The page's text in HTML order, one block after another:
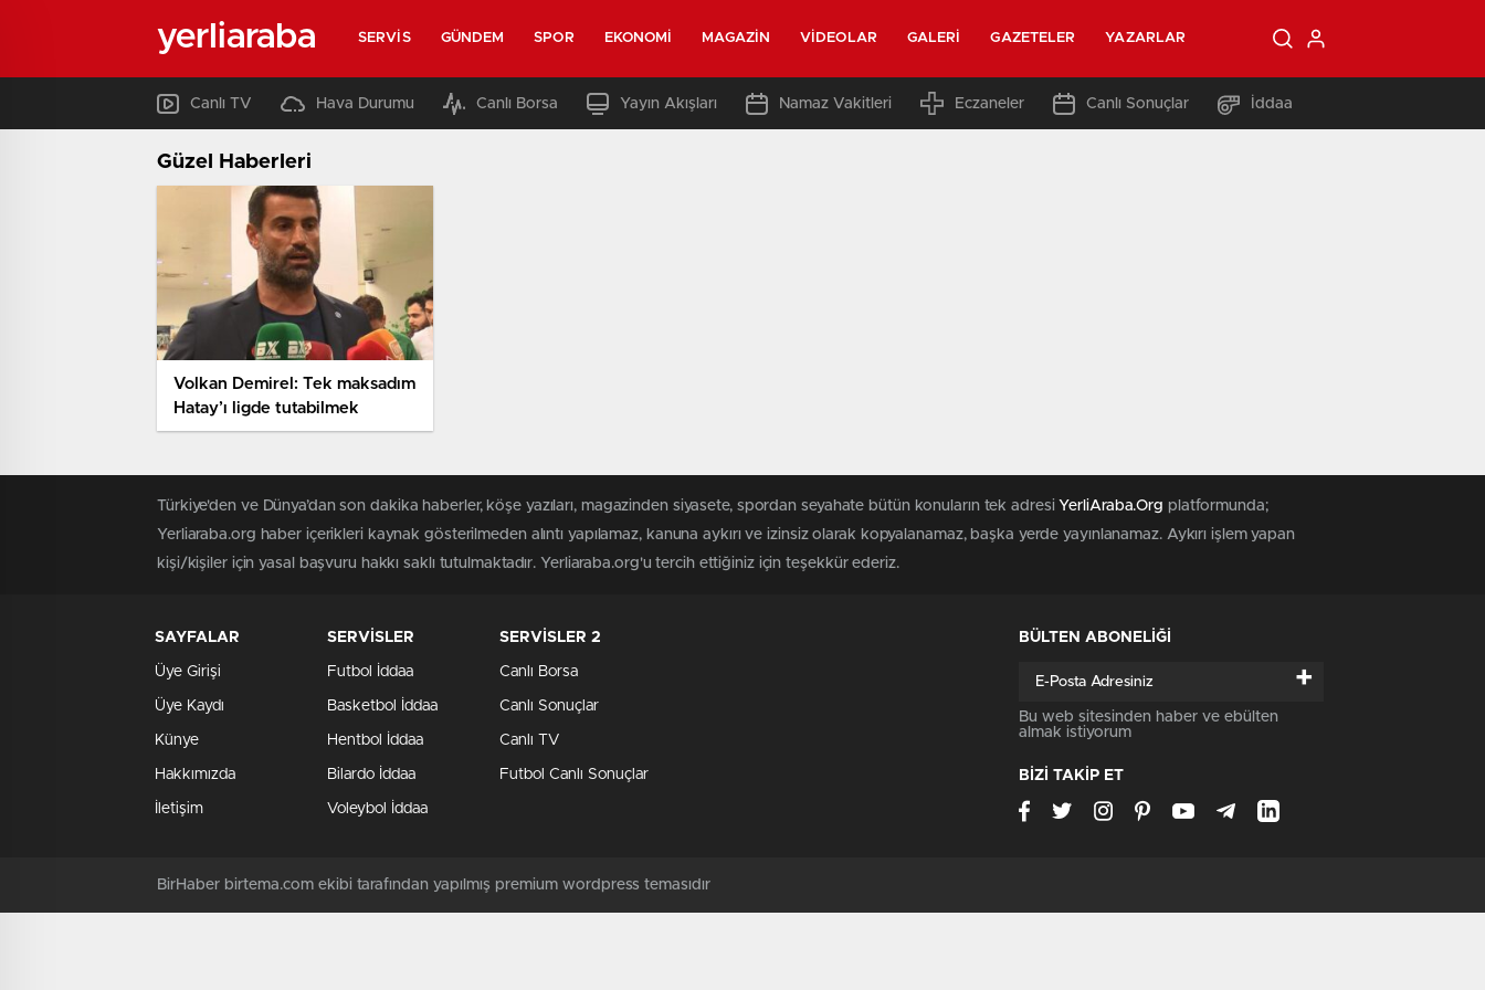
yerliaraba SERVIS GÜNDEM SPOR EKONOMI MAGAZIN VIDEOLAR GALERI GAZETELER YAZARLAR
Canlı TV Hava Durumu Canlı Borsa Yayın Akışları Namaz Vakitleri Eczaneler Canlı Sonuçlar İddaa
Güzel Haberleri
Volkan Demirel: Tek maksadım
Hatay’ı ligde tutabilmek
Türkiye'den ve Dünya’dan son dakika haberler, köşe yazıları, magazinden siyasete, spordan seyahate bütün konuların tek adresi YerliAraba.Org platformunda;
Yerliaraba.org haber içerikleri kaynak gösterilmeden alıntı yapılamaz, kanuna aykırı ve izinsiz olarak kopyalanamaz, başka yerde yayınlanamaz. Aykırı işlem yapan
kişi/kişiler için yasal başvuru hakkı saklı tutulmaktadır. Yerliaraba.org'u tercih ettiğiniz için teşekkür ederiz.
SAYFALAR
Üye Girişi
Üye Kaydı
Künye
Hakkımızda
İletişim
SERVİSLER
Futbol İddaa
Basketbol İddaa
Hentbol İddaa
Bilardo İddaa
Voleybol İddaa
SERVİSLER 2
Canlı Borsa
Canlı Sonuçlar
Canlı TV
Futbol Canlı Sonuçlar
BÜLTEN ABONELİĞİ
+
Bu web sitesinden haber ve ebülten
almak istiyorum
BİZİ TAKİP ET
BirHaber birtema.com ekibi tarafından yapılmış premium wordpress temasıdır